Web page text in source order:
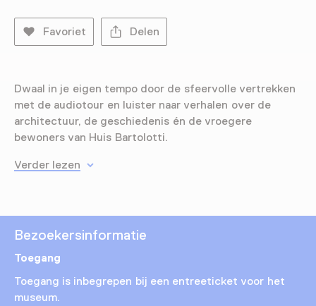
Favoriet Delen
Dwaal in je eigen tempo door de sfeervolle vertrekken
met de audiotour en luister naar verhalen over de
architectuur, de geschiedenis én de vroegere
bewoners van Huis Bartolotti.
Verder lezen
Bezoekersinformatie
Toegang
Toegang is inbegrepen bij een entreeticket voor het
museum.